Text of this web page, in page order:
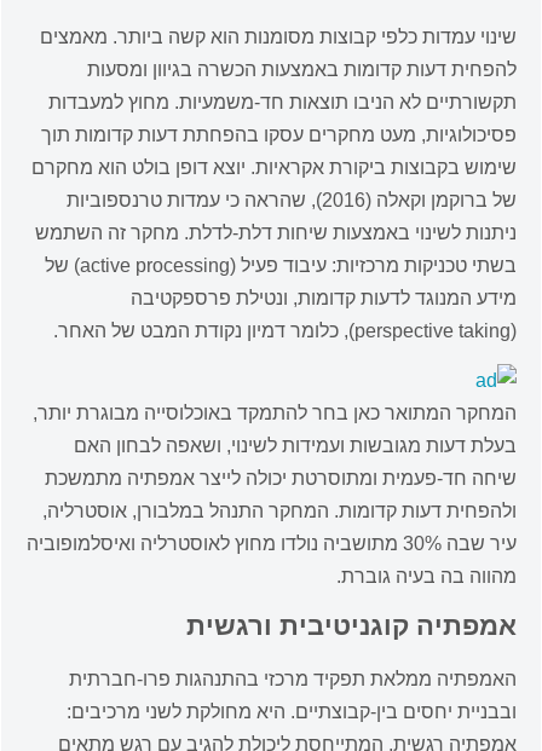
שינוי עמדות כלפי קבוצות מסומנות הוא קשה ביותר. מאמצים
להפחית דעות קדומות באמצעות הכשרה בגיוון ומסעות
תקשורתיים לא הניבו תוצאות חד-משמעיות. מחוץ למעבדות
פסיכולוגיות, מעט מחקרים עסקו בהפחתת דעות קדומות תוך
שימוש בקבוצות ביקורת אקראיות. יוצא דופן בולט הוא מחקרם
של ברוקמן וקאלה (2016), שהראה כי עמדות טרנספוביות
ניתנות לשינוי באמצעות שיחות דלת-לדלת. מחקר זה השתמש
בשתי טכניקות מרכזיות: עיבוד פעיל (active processing) של
מידע המנוגד לדעות קדומות, ונטילת פרספקטיבה
(perspective taking), כלומר דמיון נקודת המבט של האחר.
המחקר המתואר כאן בחר להתמקד באוכלוסייה מבוגרת יותר,
בעלת דעות מגובשות ועמידות לשינוי, ושאפה לבחון האם
שיחה חד-פעמית ומתוסרטת יכולה לייצר אמפתיה מתמשכת
ולהפחית דעות קדומות. המחקר התנהל במלבורן, אוסטרליה,
עיר שבה 30% מתושביה נולדו מחוץ לאוסטרליה ואיסלמופוביה
מהווה בה בעיה גוברת.
אמפתיה קוגניטיבית ורגשית
האמפתיה ממלאת תפקיד מרכזי בהתנהגות פרו-חברתית
ובבניית יחסים בין-קבוצתיים. היא מחולקת לשני מרכיבים:
אמפתיה רגשית, המתייחסת ליכולת להגיב עם רגש מתאים